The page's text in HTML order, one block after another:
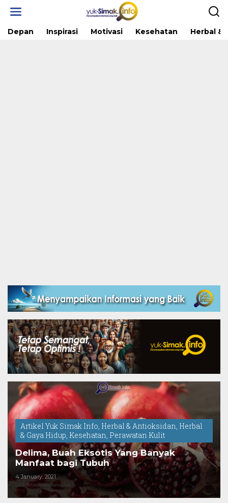
Depan Inspirasi Motivasi Kesehatan Herbal &
Artikel Yuk Simak Info, Herbal & Antioksidan, Herbal
& Gaya Hidup, Kesehatan, Perawatan Kulit
Delima, Buah Eksotis Yang Banyak
Manfaat bagi Tubuh
4 January, 2021